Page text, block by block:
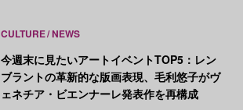
CULTURE NEWS
今週末に見たいアートイベントTOP5：レン
ブラントの革新的な版画表現、毛利悠子がヴ
ェネチア・ビエンナーレ発表作を再構成